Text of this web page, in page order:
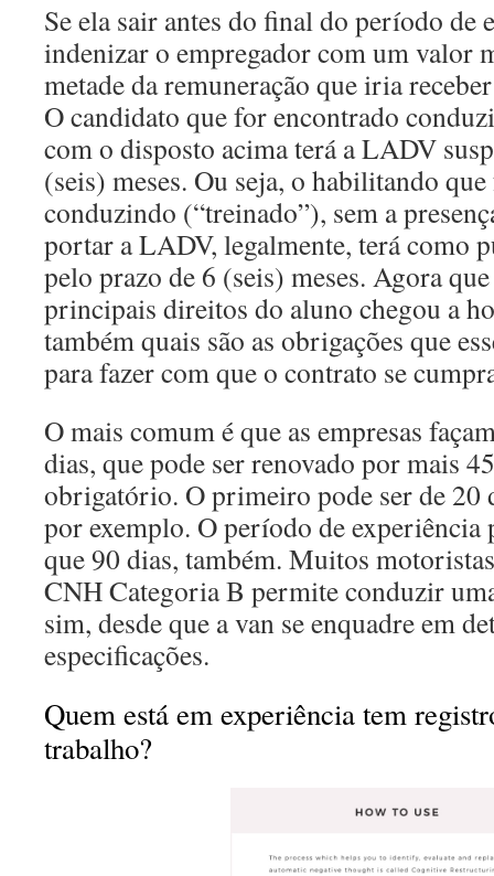
Se ela sair antes do final do período de
indenizar o empregador com um valor
metade da remuneração que iria
O candidato que for encontrado
com o disposto acima terá a LADV
(seis) meses. Ou seja, o habilitando
conduzindo (“treinado”), sem a
portar a LADV, legalmente, terá como
pelo prazo de 6 (seis) meses. Agora
principais direitos do aluno chegou a
também quais são as obrigações que
para fazer com que o contrato se
O mais comum é que as empresas
dias, que pode ser renovado por mais
obrigatório. O primeiro pode ser de 20
por exemplo. O período de experiência
que 90 dias, também. Muitos
CNH Categoria B permite conduzir
sim, desde que a van se enquadre em
especificações.
Quem está em experiência tem
trabalho?